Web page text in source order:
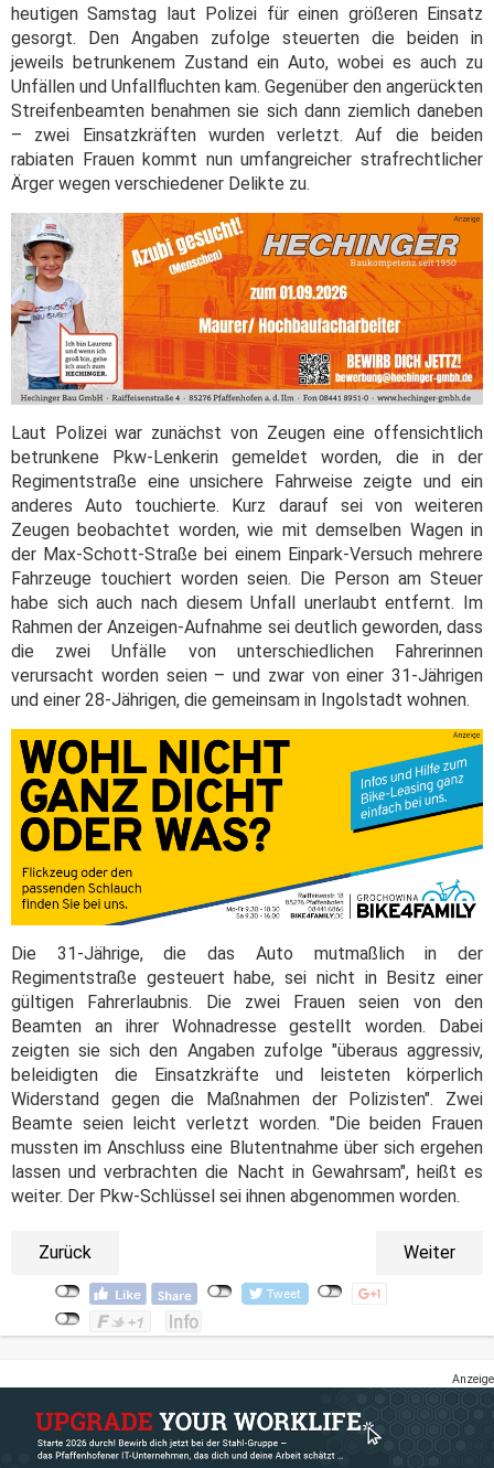
heutigen Samstag laut Polizei für einen größeren Einsatz
gesorgt. Den Angaben zufolge steuerten die beiden in
jeweils betrunkenem Zustand ein Auto, wobei es auch zu
Unfällen und Unfallfluchten kam. Gegenüber den angerückten
Streifenbeamten benahmen sie sich dann ziemlich daneben
– zwei Einsatzkräften wurden verletzt. Auf die beiden
rabiaten Frauen kommt nun umfangreicher strafrechtlicher
Ärger wegen verschiedener Delikte zu.
Laut Polizei war zunächst von Zeugen eine offensichtlich
betrunkene Pkw-Lenkerin gemeldet worden, die in der
Regimentstraße eine unsichere Fahrweise zeigte und ein
anderes Auto touchierte. Kurz darauf sei von weiteren
Zeugen beobachtet worden, wie mit demselben Wagen in
der Max-Schott-Straße bei einem Einpark-Versuch mehrere
Fahrzeuge touchiert worden seien. Die Person am Steuer
habe sich auch nach diesem Unfall unerlaubt entfernt. Im
Rahmen der Anzeigen-Aufnahme sei deutlich geworden, dass
die zwei Unfälle von unterschiedlichen Fahrerinnen
verursacht worden seien – und zwar von einer 31-Jährigen
und einer 28-Jährigen, die gemeinsam in Ingolstadt wohnen.
Die 31-Jährige, die das Auto mutmaßlich in der
Regimentstraße gesteuert habe, sei nicht in Besitz einer
gültigen Fahrerlaubnis. Die zwei Frauen seien von den
Beamten an ihrer Wohnadresse gestellt worden. Dabei
zeigten sie sich den Angaben zufolge "überaus aggressiv,
beleidigten die Einsatzkräfte und leisteten körperlich
Widerstand gegen die Maßnahmen der Polizisten". Zwei
Beamte seien leicht verletzt worden. "Die beiden Frauen
mussten im Anschluss eine Blutentnahme über sich ergehen
lassen und verbrachten die Nacht in Gewahrsam", heißt es
weiter. Der Pkw-Schlüssel sei ihnen abgenommen worden.
Zurück Weiter
Anzeige